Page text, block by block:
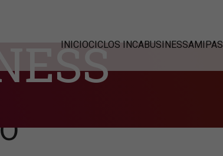
INICIOCICLOS INCABUSINESSAMIPAS